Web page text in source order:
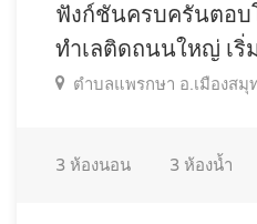
ฟังก์ชันครบครันตอบ
ทำเลติดถนนใหญ่ เริ่
ตำบลแพรกษา อ.เมืองสมุ
3 ห้องนอน 3 ห้องน้ำ